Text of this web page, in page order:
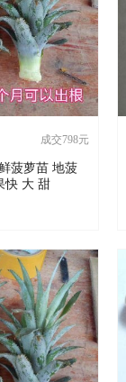
成交798元
菠萝苗 地菠
快 大 甜